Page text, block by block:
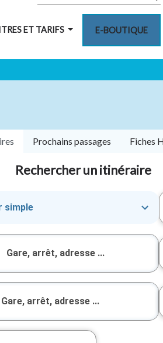
ET TARIFS E-BOUTIQUE
Prochains passages Fiches
Rechercher un itinéraire